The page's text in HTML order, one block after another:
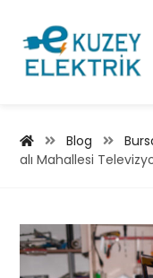
Blog
alı Mahallesi